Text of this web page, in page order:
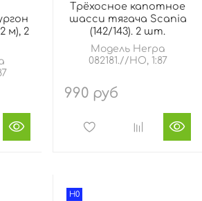
м), 2
Трёхосное капотное
шасси тягача Scania
(142/143). 2 шт.
Модель Herpa
082181.//HO, 1:87
990 руб
H0